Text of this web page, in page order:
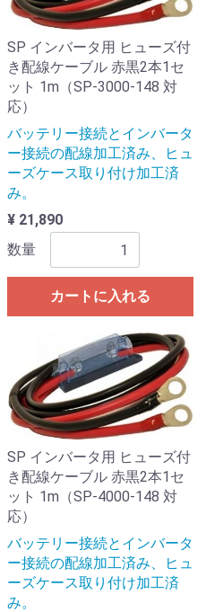
SP インバータ用 ヒューズ付
き配線ケーブル 赤黒2本1セ
ット 1m（SP-3000-148 対
応）
バッテリー接続とインバータ
ー接続の配線加工済み、ヒュ
ーズケース取り付け加工済
み。
¥ 21,890
数量
カートに入れる
SP インバータ用 ヒューズ付
き配線ケーブル 赤黒2本1セ
ット 1m（SP-4000-148 対
応）
バッテリー接続とインバータ
ー接続の配線加工済み、ヒュ
ーズケース取り付け加工済
み。